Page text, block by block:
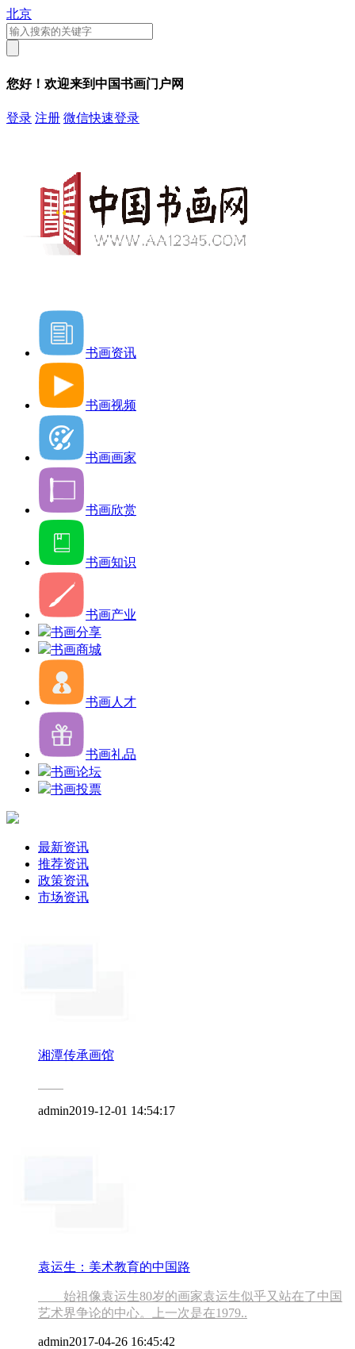
北京
您好！欢迎来到中国书画门户网
登录 注册 微信快速登录
书画资讯
书画视频
书画画家
书画欣赏
书画知识
书画产业
书画分享
书画商城
书画人才
书画礼品
书画论坛
书画投票
最新资讯
推荐资讯
政策资讯
市场资讯
湘潭传承画馆
admin2019-12-01 14:54:17
袁运生：美术教育的中国路
始祖像袁运生80岁的画家袁运生似乎又站在了中国
艺术界争论的中心。上一次是在1979..
admin2017-04-26 16:45:42